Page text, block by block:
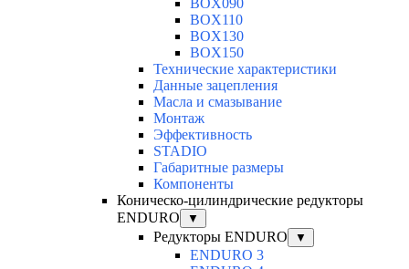
BOX090
BOX110
BOX130
BOX150
Технические характеристики
Данные зацепления
Масла и смазывание
Монтаж
Эффективность
STADIO
Габаритные размеры
Компоненты
Коническо-цилиндрические редукторы
ENDURO
▼
Редукторы ENDURO ▼
ENDURO 3